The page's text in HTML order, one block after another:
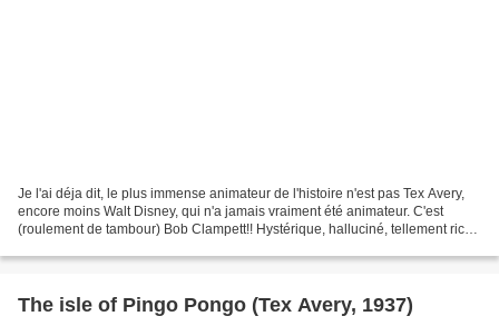
Je l'ai déja dit, le plus immense animateur de l'histoire n'est pas Tex Avery,
encore moins Walt Disney, qui n'a jamais vraiment été animateur. C'est
(roulement de tambour) Bob Clampett!! Hystérique, halluciné, tellement riche
The isle of Pingo Pongo (Tex Avery, 1937)